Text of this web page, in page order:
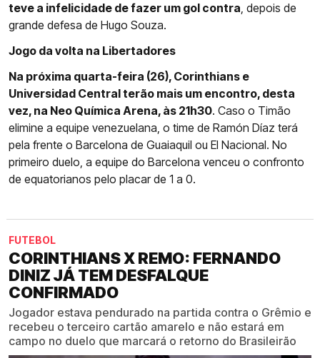
teve a infelicidade de fazer um gol contra, depois de
grande defesa de Hugo Souza.
Jogo da volta na Libertadores
Na próxima quarta-feira (26), Corinthians e
Universidad Central terão mais um encontro, desta
vez, na Neo Química Arena, às 21h30. Caso o Timão
elimine a equipe venezuelana, o time de Ramón Díaz terá
pela frente o Barcelona de Guaiaquil ou El Nacional. No
primeiro duelo, a equipe do Barcelona venceu o confronto
de equatorianos pelo placar de 1 a 0.
FUTEBOL
CORINTHIANS X REMO: FERNANDO
DINIZ JÁ TEM DESFALQUE
CONFIRMADO
Jogador estava pendurado na partida contra o Grêmio e
recebeu o terceiro cartão amarelo e não estará em
campo no duelo que marcará o retorno do Brasileirão